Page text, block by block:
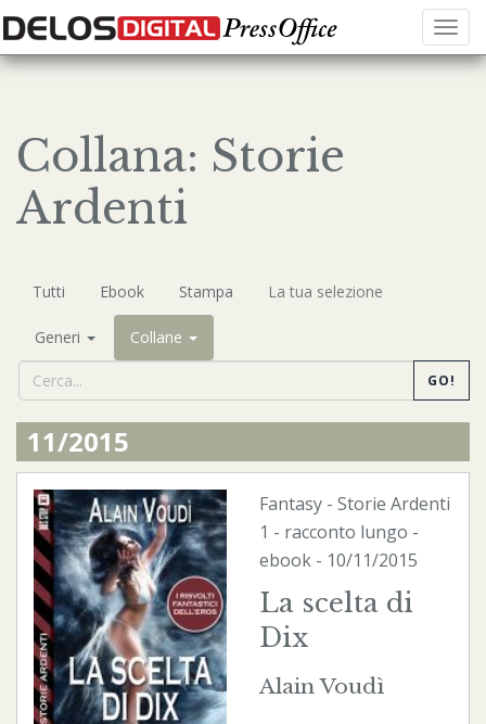
Menu
Collana: Storie
Ardenti
Tutti Ebook Stampa La tua selezione
Generi Collane
GO!
11/2015
Fantasy - Storie Ardenti
1 - racconto lungo -
ebook - 10/11/2015
La scelta di
Dix
Alain Voudì